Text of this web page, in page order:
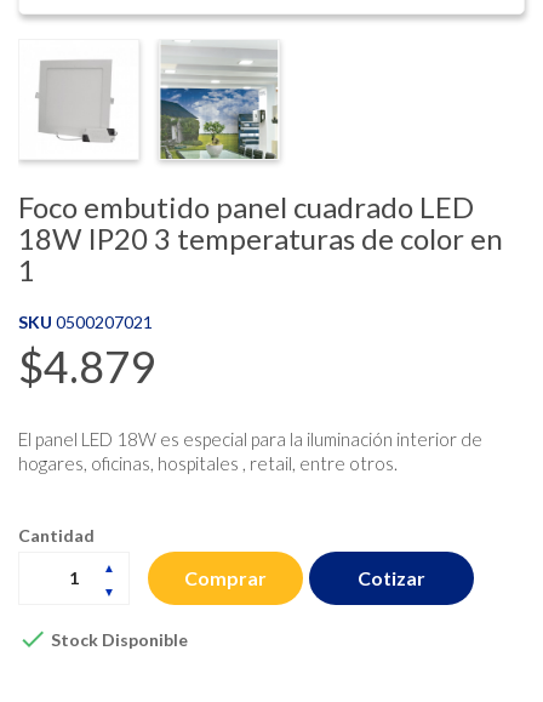
Foco embutido panel cuadrado LED
18W IP20 3 temperaturas de color en
1
SKU 0500207021
$4.879
El panel LED 18W es especial para la iluminación interior de
hogares, oficinas, hospitales , retail, entre otros.
Cantidad
Comprar
 Stock Disponible
Cotizar